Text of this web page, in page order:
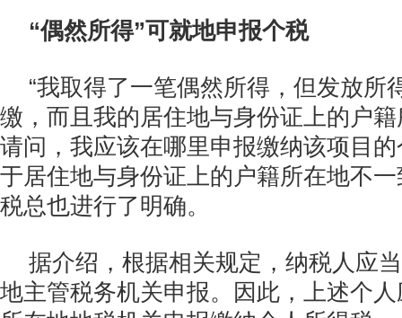
“偶然所得”可就地申报个税
“我取得了一笔偶然所得，但发放所
缴，而且我的居住地与身份证上的户
请问，我应该在哪里申报缴纳该项目
于居住地与身份证上的户籍所在地不
税总也进行了明确。
据介绍，根据相关规定，纳税人应
地主管税务机关申报。因此，上述个